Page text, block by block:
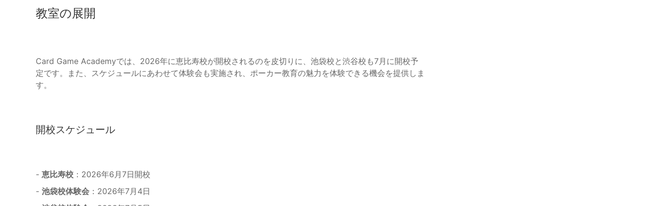
教室の展開
Card Game Academyでは、2026年に恵比寿校が開校されるのを皮切りに、池袋校と渋谷校も7月に開校予
定です。また、スケジュールにあわせて体験会も実施され、ポーカー教育の魅力を体験できる機会を提供しま
す。
開校スケジュール
- 恵比寿校 ：2026年6月7日開校
- 池袋校体験会 ：2026年7月4日